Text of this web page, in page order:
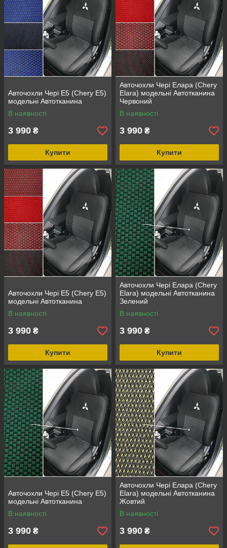
Авточохли Чері Е5 (Chery E5)
модельні Автотканина
В наявності
3 990 ₴
Купити
Авточохли Чері Елара (Chery
Elara) модельні Автотканина
Червоний
В наявності
3 990 ₴
Купити
Авточохли Чері Е5 (Chery E5)
модельні Автотканина
В наявності
3 990 ₴
Купити
Авточохли Чері Елара (Chery
Elara) модельні Автотканина
Зелений
В наявності
3 990 ₴
Купити
Авточохли Чері Е5 (Chery E5)
модельні Автотканина
В наявності
3 990 ₴
Авточохли Чері Елара (Chery
Elara) модельні Автотканина
Жовтий
В наявності
3 990 ₴